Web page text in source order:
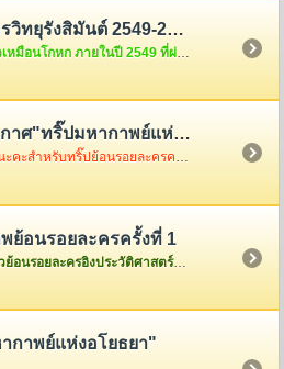
ทยุรังสิมันต์ 2549-2550
หนึ่งปีผ่านไปไวเหมือนโกหก ภายในปี 2549 ที่ผ่านมากระแสละครวิทยุของพวกเราชาวรังสิมันต์จะเป็นอย่างไรกันบ้างนะ สงสัยแล้วใช่มั้ยล่ะคะ ถ้างั้นต้องรีบคริ๊กเข้าไปดูแล้วล่ะค่ะ ไม่งั้น out นะขอบอก...
"ทริ๊ปมหากาพย์แห่งอโยธยา"
ผ่านพ้นไปแล้วนะคะสำหรับทริ๊ปย้อนรอยละครครั้งที่ 2 เมื่อวันอาทิตย์ที่ 3 ธันวา ซึ่งในวันนั้นอากาศค่อนข้างเป็นใจไม่ค่อยร้อนมากอย่างที่คิดแต่ความสนุกจะร้อนแรงขนาดไหนต้องคริ๊กเข้าไปดูภาพกันเองค่ะ
ย้อนรอยละครครั้งที่ 1
หลังจากไปเที่ยวย้อนรอยละครอิงประวัติศาสตร์ที่จังหวัดพระนครศรีอยุธยาครั้งแรกกันกลับมาแล้ว ก็เอาภาพกลับมาให้ดูเล่าสู่กันฟัง ใครเป็นใครก็ดูกันเอาเองก็แล้วกันนะคะ
กาพย์แห่งอโยธยา"